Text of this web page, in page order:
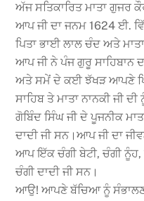
ਅੱਜ ਸਤਿਕਾਰਿਤ ਮਾਤਾ ਗੁਜਰ
ਆਪ ਜੀ ਦਾ ਜਨਮ 1624 ਈ.
ਪਿਤਾ ਭਾਈ ਲਾਲ ਚੰਦ ਅਤੇ
ਆਪ ਜੀ ਨੇ ਪੰਜ ਗੁਰੂ ਸਾਹਿਬਾਨ
ਅਤੇ ਸਮੇਂ ਦੇ ਕਈ ਝੱਖੜ ਆਪਣੇ
ਸਾਹਿਬ ਤੇ ਮਾਤਾ ਨਾਨਕੀ ਜੀ
ਗੋਬਿੰਦ ਸਿੰਘ ਜੀ ਦੇ ਪੂਜਨੀਕ
ਦਾਦੀ ਜੀ ਸਨ।ਆਪ ਜੀ ਦਾ
ਆਪ ਇੱਕ ਚੰਗੀ ਬੇਟੀ, ਚੰਗੀ ਨੂੰਹ,
ਚੰਗੀ ਦਾਦੀ ਜੀ ਸਨ।
ਆਉ! ਆਪਣੇ ਬੱਚਿਆ ਨੂੰ ਸੰਭਾਲਣ